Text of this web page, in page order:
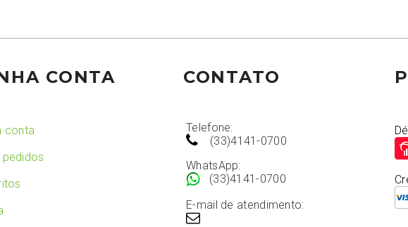
CONTA
conta
pedidos
CONTATO
Telefone:
(33)4141-0700
WhatsApp:
(33)4141-0700
E-mail de atendimento: